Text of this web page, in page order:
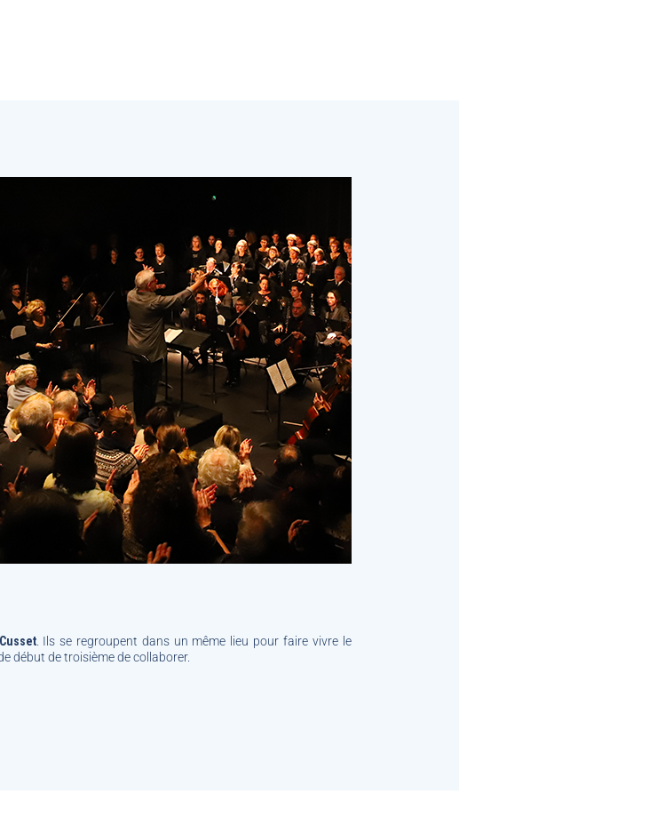
. Ils se regroupent dans un même lieu pour faire vivre le
début de troisième de collaborer.